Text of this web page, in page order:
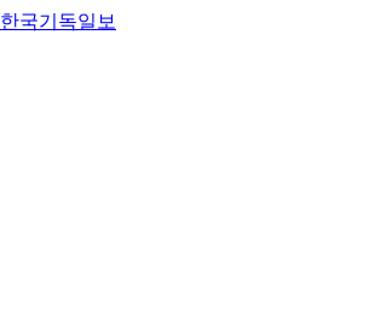
한국기독일보